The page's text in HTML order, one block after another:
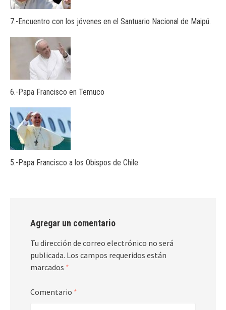
7.-Encuentro con los jóvenes en el Santuario Nacional de Maipú.
6.-Papa Francisco en Temuco
5.-Papa Francisco a los Obispos de Chile
Agregar un comentario
Tu dirección de correo electrónico no será
publicada. Los campos requeridos están
marcados *
Comentario *